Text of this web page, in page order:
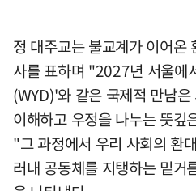
정 대주교는 불교계가 이어온
사를 표하며 "2027년 서울에
(WYD)'와 같은 국제적 만남
이해하고 우정을 나누는 뜻깊
"그 과정에서 우리 사회의 환
러내 공동체를 지탱하는 밑거